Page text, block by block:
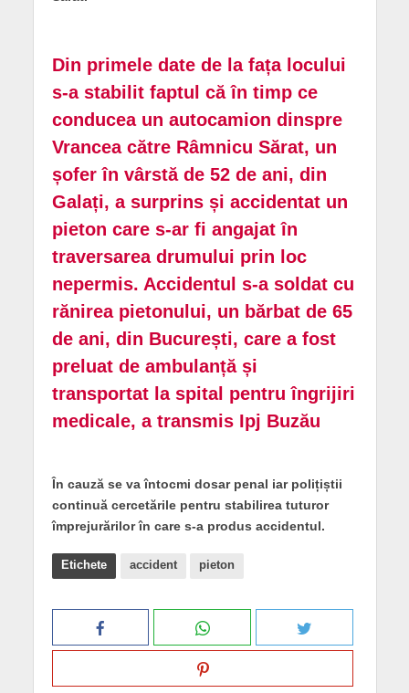
Din primele date de la fața locului
s-a stabilit faptul că în timp ce
conducea un autocamion dinspre
Vrancea către Râmnicu Sărat, un
șofer în vârstă de 52 de ani, din
Galați, a surprins și accidentat un
pieton care s-ar fi angajat în
traversarea drumului prin loc
nepermis. Accidentul s-a soldat cu
rănirea pietonului, un bărbat de 65
de ani, din București, care a fost
preluat de ambulanță și
transportat la spital pentru îngrijiri
medicale, a transmis Ipj Buzău
În cauză se va întocmi dosar penal iar polițiștii
continuă cercetările pentru stabilirea tuturor
împrejurărilor în care s-a produs accidentul.
Etichete accident pieton